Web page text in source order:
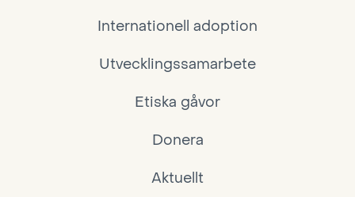
Internationell adoption
Utvecklingssamarbete
Etiska gåvor
Donera
Aktuellt